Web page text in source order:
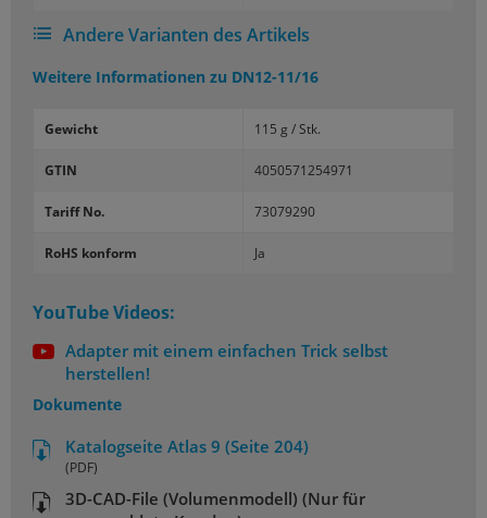
Andere Varianten des Artikels
Weitere Informationen zu DN12-11/16
Gewicht 115 g / Stk.
GTIN 4050571254971
Tariff No. 73079290
RoHS konform Ja
YouTube Videos:
Adapter mit einem einfachen Trick selbst
herstellen!
Dokumente
Katalogseite Atlas 9 (Seite 204)
(PDF)
3D-CAD-File (Volumenmodell) (Nur für